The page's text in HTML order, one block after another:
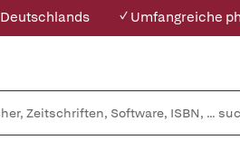
✓ Umfangreiche